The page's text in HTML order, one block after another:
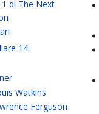
di The Next
14
Watkins
Ferguson